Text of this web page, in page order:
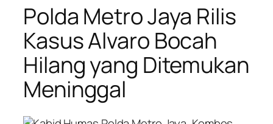
Polda Metro Jaya Rilis
Kasus Alvaro Bocah
Hilang yang Ditemukan
Meninggal